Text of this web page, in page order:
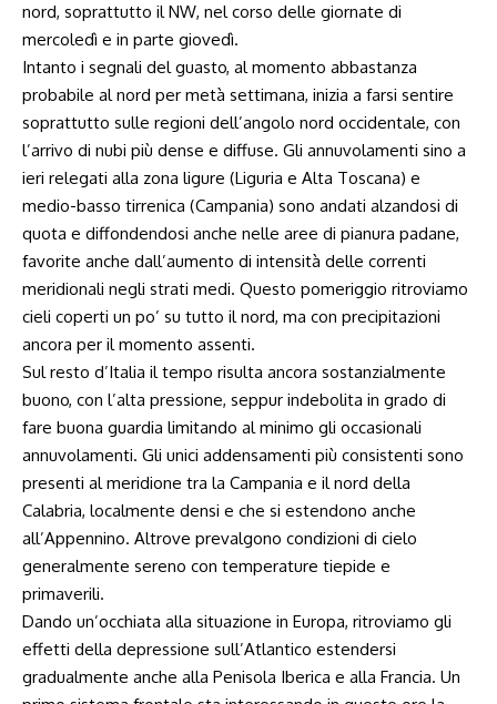
nord, soprattutto il NW, nel corso delle giornate di
mercoledì e in parte giovedì.
Intanto i segnali del guasto, al momento abbastanza
probabile al nord per metà settimana, inizia a farsi sentire
soprattutto sulle regioni dell’angolo nord occidentale, con
l’arrivo di nubi più dense e diffuse. Gli annuvolamenti sino a
ieri relegati alla zona ligure (Liguria e Alta Toscana) e
medio-basso tirrenica (Campania) sono andati alzandosi di
quota e diffondendosi anche nelle aree di pianura padane,
favorite anche dall’aumento di intensità delle correnti
meridionali negli strati medi. Questo pomeriggio ritroviamo
cieli coperti un po’ su tutto il nord, ma con precipitazioni
ancora per il momento assenti.
Sul resto d’Italia il tempo risulta ancora sostanzialmente
buono, con l’alta pressione, seppur indebolita in grado di
fare buona guardia limitando al minimo gli occasionali
annuvolamenti. Gli unici addensamenti più consistenti sono
presenti al meridione tra la Campania e il nord della
Calabria, localmente densi e che si estendono anche
all’Appennino. Altrove prevalgono condizioni di cielo
generalmente sereno con temperature tiepide e
primaverili.
Dando un’occhiata alla situazione in Europa, ritroviamo gli
effetti della depressione sull’Atlantico estendersi
gradualmente anche alla Penisola Iberica e alla Francia. Un